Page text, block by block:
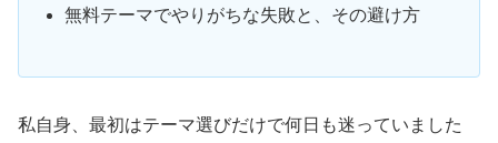
無料テーマでやりがちな失敗と、その避け方
私自身、最初はテーマ選びだけで何日も迷っていました